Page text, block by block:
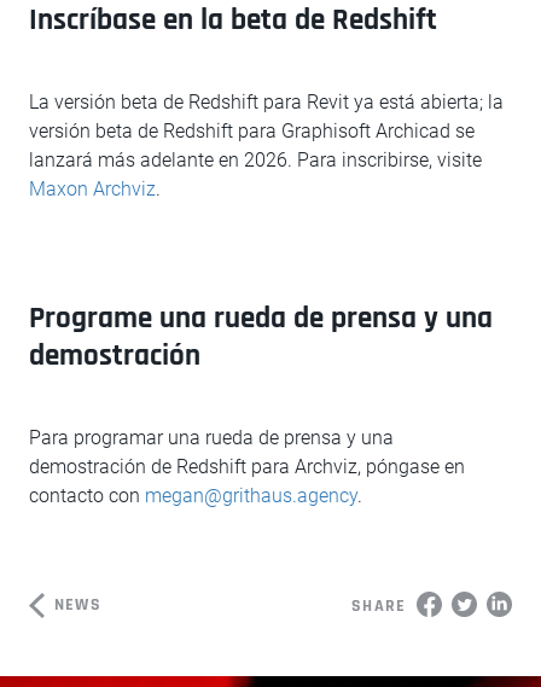
Inscríbase en la beta de Redshift
La versión beta de Redshift para Revit ya está abierta; la
versión beta de Redshift para Graphisoft Archicad se
lanzará más adelante en 2026. Para inscribirse, visite
Maxon Archviz.
Programe una rueda de prensa y una
demostración
Para programar una rueda de prensa y una
demostración de Redshift para Archviz, póngase en
contacto con megan@grithaus.agency.
NEWS SHARE